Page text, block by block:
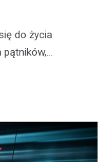
do życia
pątników,…